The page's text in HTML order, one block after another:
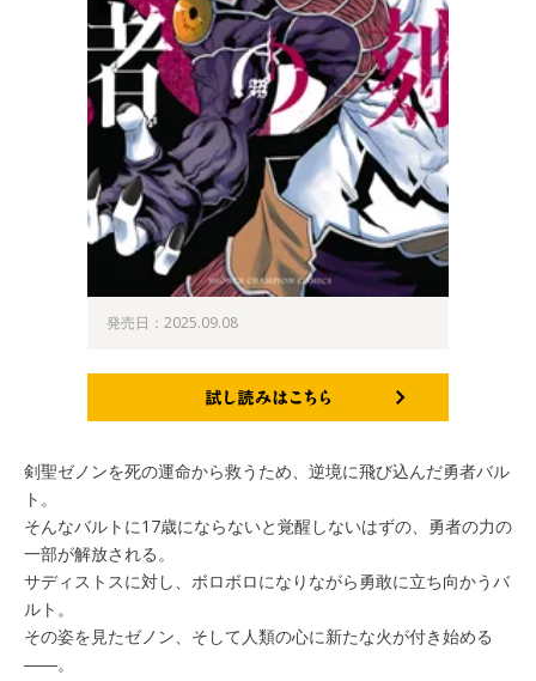
発売日：2025.09.08
剣聖ゼノンを死の運命から救うため、逆境に飛び込んだ勇者バル
ト。
そんなバルトに17歳にならないと覚醒しないはずの、勇者の力の
一部が解放される。
サディストスに対し、ボロボロになりながら勇敢に立ち向かうバ
ルト。
その姿を見たゼノン、そして人類の心に新たな火が付き始める
――。